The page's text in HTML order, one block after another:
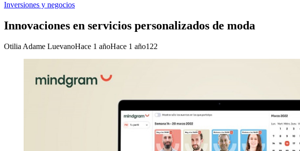
Inversiones y negocios
Innovaciones en servicios personalizados de moda
Otilia Adame LuevanoHace 1 añoHace 1 año122